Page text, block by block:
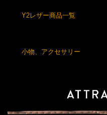
Y2レザー商品一覧
小物、アクセサリー